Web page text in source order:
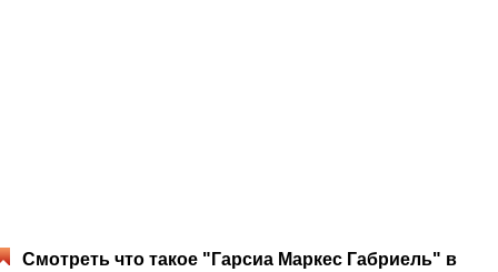
Смотреть что такое "Гарсиа Маркес Габриель" в